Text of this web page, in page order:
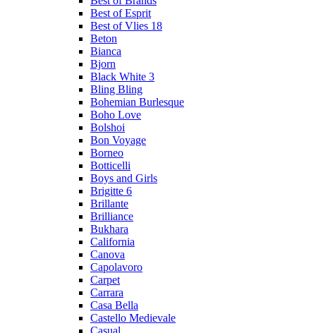
Best of Esprit
Best of Vlies 18
Beton
Bianca
Bjorn
Black White 3
Bling Bling
Bohemian Burlesque
Boho Love
Bolshoi
Bon Voyage
Borneo
Botticelli
Boys and Girls
Brigitte 6
Brillante
Brilliance
Bukhara
California
Canova
Capolavoro
Carpet
Carrara
Casa Bella
Castello Medievale
Casual